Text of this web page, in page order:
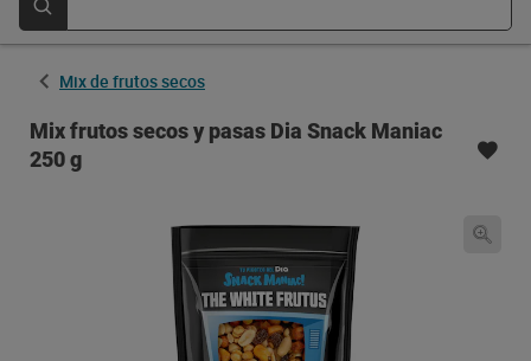
Mix de frutos secos
Mix frutos secos y pasas Dia Snack Maniac
250 g